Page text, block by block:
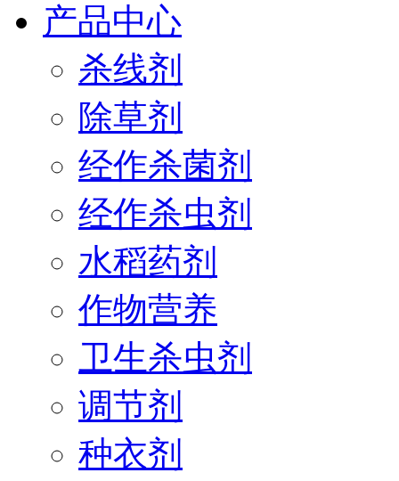
产品中心
杀线剂
除草剂
经作杀菌剂
经作杀虫剂
水稻药剂
作物营养
卫生杀虫剂
调节剂
种衣剂